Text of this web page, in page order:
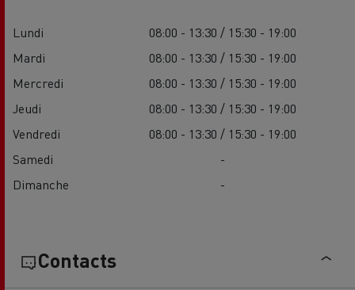
Lundi
08:00 - 13:30 / 15:30 - 19:00
Mardi
08:00 - 13:30 / 15:30 - 19:00
Mercredi
08:00 - 13:30 / 15:30 - 19:00
Jeudi
08:00 - 13:30 / 15:30 - 19:00
Vendredi
08:00 - 13:30 / 15:30 - 19:00
Samedi
-
Dimanche
-
Contacts